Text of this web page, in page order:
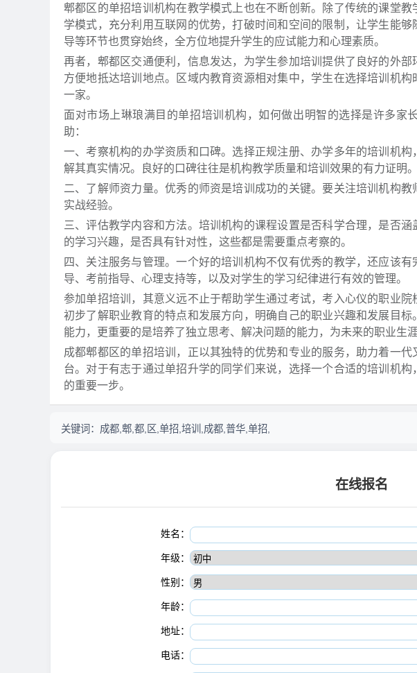
郫都区的单招培训机构在教学模式上也在不断创新。除了传统的课堂
学模式，充分利用互联网的优势，打破时间和空间的限制，让学生能
导等环节也贯穿始终，全方位地提升学生的应试能力和心理素质。
再者，郫都区交通便利，信息发达，为学生参加培训提供了良好的外
方便地抵达培训地点。区域内教育资源相对集中，学生在选择培训机
一家。
面对市场上琳琅满目的单招培训机构，如何做出明智的选择是许多家
助：
一、考察机构的办学资质和口碑。选择正规注册、办学多年的培训机
解其真实情况。良好的口碑往往是机构教学质量和培训效果的有力证明。
二、了解师资力量。优秀的师资是培训成功的关键。要关注培训机构
实战经验。
三、评估教学内容和方法。培训机构的课程设置是否科学合理，是否
的学习兴趣，是否具有针对性，这些都是需要重点考察的。
四、关注服务与管理。一个好的培训机构不仅有优秀的教学，还应该
导、考前指导、心理支持等，以及对学生的学习纪律进行有效的管理。
参加单招培训，其意义远不止于帮助学生通过考试，考入心仪的职业院
初步了解职业教育的特点和发展方向，明确自己的职业兴趣和发展目
能力，更重要的是培养了独立思考、解决问题的能力，为未来的职业生
成都郫都区的单招培训，正以其独特的优势和专业的服务，助力着一
台。对于有志于通过单招升学的同学们来说，选择一个合适的培训机
的重要一步。
关键词： 成都,郫,都,区,单招,培训,成都,普华,单招,
在线报名
姓名：
年级：
性别：
年龄：
地址：
电话：